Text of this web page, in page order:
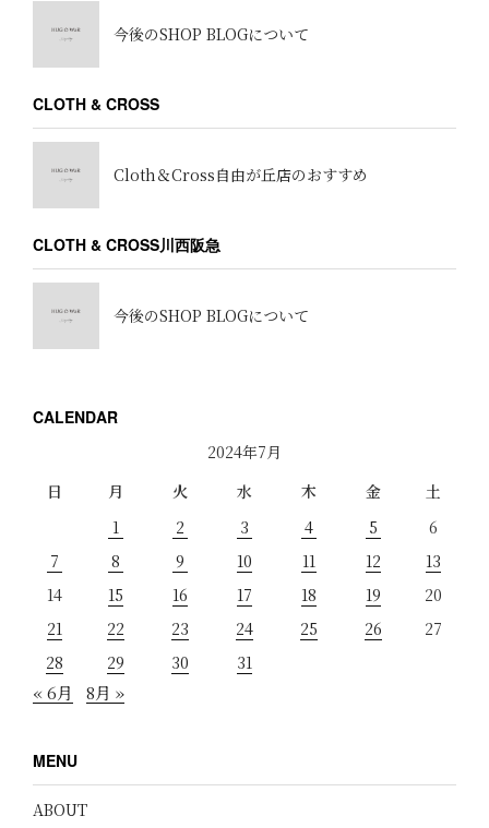
今後のSHOP BLOGについて
CLOTH & CROSS
Cloth＆Cross自由が丘店のおすすめ
CLOTH & CROSS川西阪急
今後のSHOP BLOGについて
CALENDAR
2024年7月
日
月 火 水 木 金
土
1
2 3 4 5
6
7
8 9 10 11 12
13
14
15 16 17 18 19
20
21
22 23 24 25 26
27
28
29 30 31
« 6月 8月 »
MENU
ABOUT